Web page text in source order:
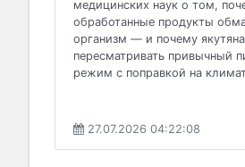
медицинских наук о том,
обработанные продукты
организм — и почему
пересматривать привычный
режим с поправкой на
27.07.2026 04:22:08